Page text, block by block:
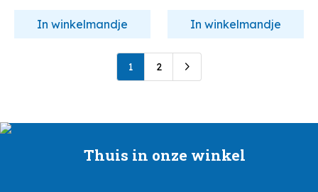
In winkelmandje In winkelmandje
1 2
Thuis in onze winkel